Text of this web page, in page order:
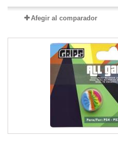
Afegir al comparador